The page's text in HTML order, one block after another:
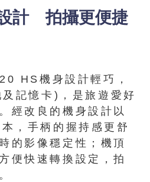
計 拍攝更便捷
HS機身設計輕巧，
記憶卡)，是旅遊愛好
經改良的機身設計以
，手柄的握持感更舒
的影像穩定性；機頂
便快速轉換設定，拍